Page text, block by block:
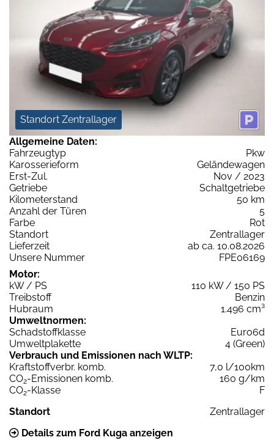
Standort Zentrallager
Allgemeine Daten:
Fahrzeugtyp
Pkw
Karosserieform
Geländewagen
Erst-Zul.
Nov / 2023
Getriebe
Schaltgetriebe
Kilometerstand
50 km
Anzahl der Türen
5
Farbe
Rot
Standort
Zentrallager
Lieferzeit
ab ca. 10.08.2026
Unsere Nummer
FPE06169
Motor:
kW / PS
110 kW / 150 PS
Treibstoff
Benzin
Hubraum
1.496 cm³
Umweltnormen:
Schadstoffklasse
Euro6d
Umweltplakette
4 (Green)
Verbrauch und Emissionen nach WLTP:
Kraftstoffverbr. komb.
7,0 l/100km
CO2-Emissionen komb.
160 g/km
CO2-Klasse
F
Standort
Zentrallager
Details zum Ford Kuga anzeigen